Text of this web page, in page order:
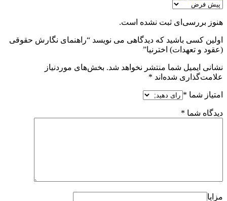
هنوز بررسی‌ای ثبت نشده است.
اولین کسی باشید که دیدگاهی می نویسد “راهنمای نگارش حقوقی
(عقود و تعهدات) اخترنیا”
نشانی ایمیل شما منتشر نخواهد شد. بخش‌های موردنیاز
علامت‌گذاری شده‌اند *
امتیاز شما *
دیدگاه شما *
مزایا